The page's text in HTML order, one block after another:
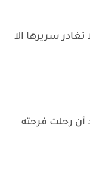
سريرها الا
أن رحلت فرحته